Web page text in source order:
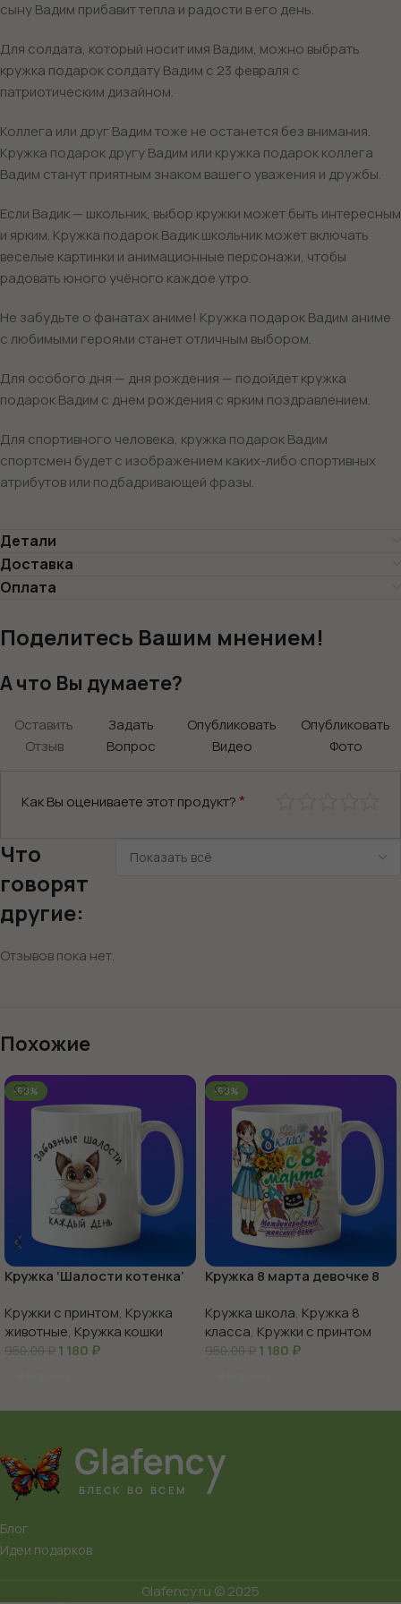
сыну Вадим прибавит тепла и радости в его день.
Для солдата, который носит имя Вадим, можно выбрать
кружка подарок солдату Вадим с 23 февраля с
патриотическим дизайном.
Коллега или друг Вадим тоже не останется без внимания.
Кружка подарок другу Вадим или кружка подарок коллега
Вадим станут приятным знаком вашего уважения и дружбы.
Если Вадик — школьник, выбор кружки может быть интересным
и ярким. Кружка подарок Вадик школьник может включать
веселые картинки и анимационные персонажи, чтобы
радовать юного учёного каждое утро.
Не забудьте о фанатах аниме! Кружка подарок Вадим аниме
с любимыми героями станет отличным выбором.
Для особого дня — дня рождения — подойдет кружка
подарок Вадим с днем рождения с ярким поздравлением.
Для спортивного человека, кружка подарок Вадим
спортсмен будет с изображением каких-либо спортивных
атрибутов или подбадривающей фразы.
Детали
Доставка
Оплата
Поделитесь Вашим мнением!
А что Вы думаете?
Оставить
Отзыв
Задать
Вопрос
Опубликовать
Видео
Опубликовать
Фото
Как Вы оцениваете этот продукт? *
Что
говорят
другие:
Отзывов пока нет.
Похожие
-60%
Кружка ‘Шалости котенка’
Кружки с принтом, Кружка
животные, Кружка кошки
950,00₽ 1 180 ₽
-60%
Кружка 8 марта девочке 8
Кружка школа, Кружка 8
класса, Кружки с принтом
950,00₽ 1 180 ₽
Блог
Идеи подарков
Glafency.ru © 2025